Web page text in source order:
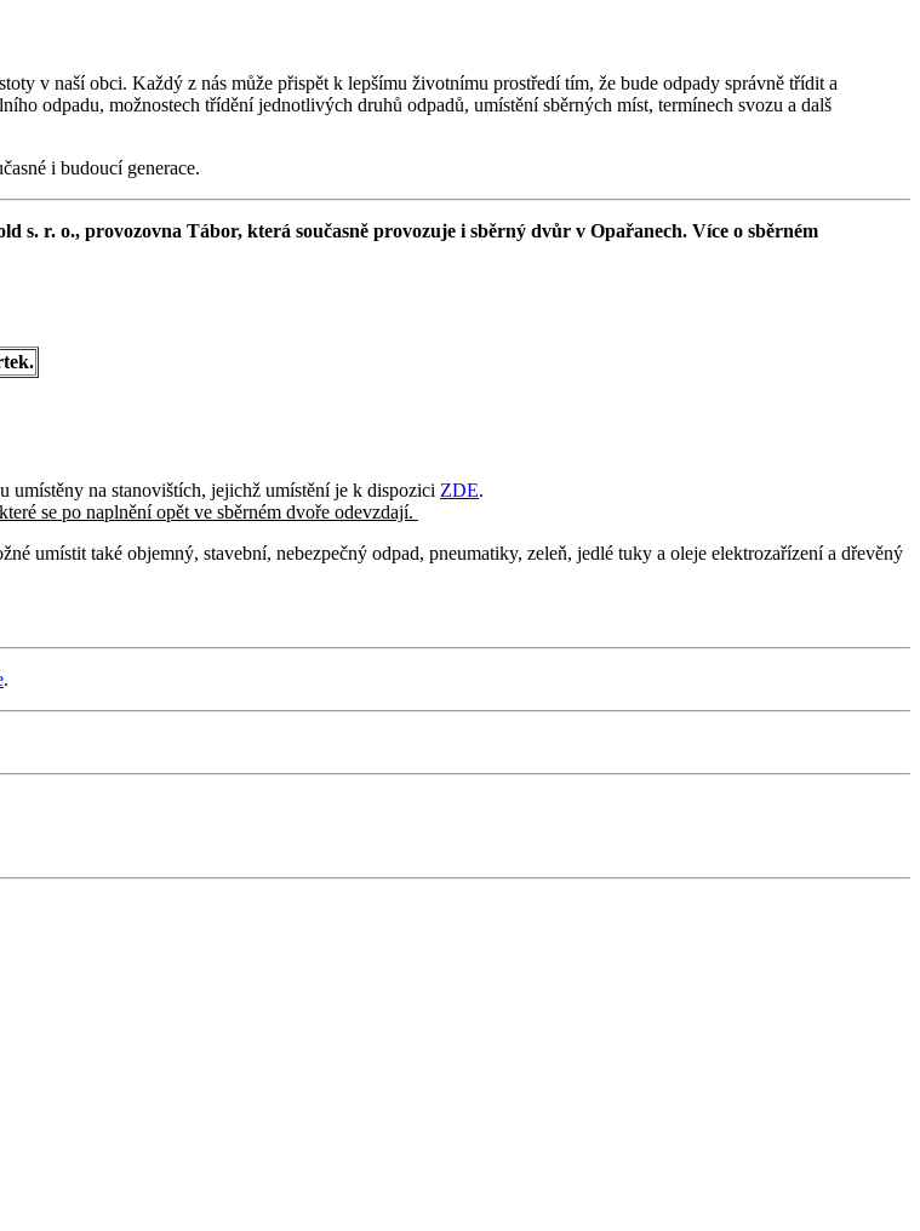
v naší obci. Každý z nás může přispět k lepšímu životnímu prostředí tím, že bude odpady správně třídit a
odpadu, možnostech třídění jednotlivých druhů odpadů, umístění sběrných míst, termínech svozu a dalš
i budoucí generace.
s. r. o., provozovna Tábor, která současně provozuje i sběrný dvůr v Opařanech. Více o sběrném
umístěny na stanovištích, jejichž umístění je k dispozici ZDE.
se po naplnění opět ve sběrném dvoře odevzdají.
umístit také objemný, stavební, nebezpečný odpad, pneumatiky, zeleň, jedlé tuky a oleje elektrozařízení a dřevěný
.